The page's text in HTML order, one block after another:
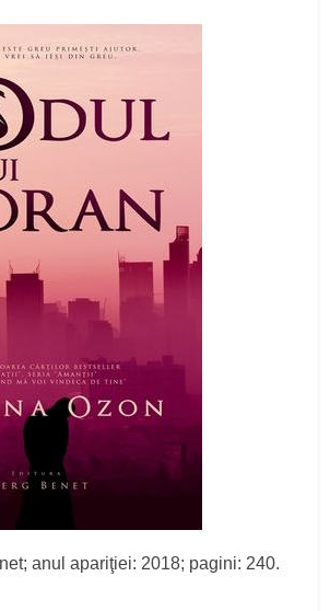
anul apariţiei: 2018; pagini: 240.